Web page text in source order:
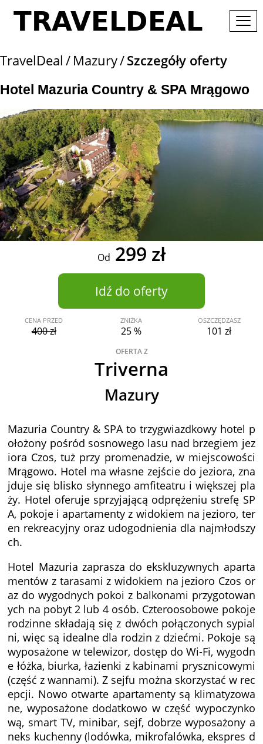
TravelDeal Mazury Szczegóły oferty
Hotel Mazuria Country & SPA Mrągowo
Od 299 zł
Idź do oferty
CENA PRZED
400 zł
ZNIŻKA
25 %
OSZCZĘDZASZ
101 zł
OFERTA Z
Triverna
Mazury
Mazuria Country & SPA to trzygwiazdkowy hotel p
ołożony pośród sosnowego lasu nad brzegiem jez
iora Czos, tuż przy promenadzie, w miejscowości
Mrągowo. Hotel ma własne zejście do jeziora, zna
jduje się blisko słynnego amfiteatru i większej pla
ży. Hotel oferuje sprzyjającą odprężeniu strefę SP
A, pokoje i apartamenty z widokiem na jezioro, ter
en rekreacyjny oraz udogodnienia dla najmłodszy
ch.
Hotel Mazuria zaprasza do ekskluzywnych aparta
mentów z tarasami z widokiem na jezioro Czos or
az do wygodnych pokoi z balkonami przygotowan
ych na pobyt 2 lub 4 osób. Czteroosobowe pokoje
rodzinne składają się z dwóch połączonych sypial
ni, więc są idealne dla rodzin z dziećmi. Pokoje są
wyposażone w telewizor, dostęp do Wi-Fi, wygodn
e łóżka, biurka, łazienki z kabinami prysznicowymi
(część z wannami). Z sejfu można skorzystać w rec
epcji. Nowo otwarte apartamenty są klimatyzowa
ne, wyposażone dodatkowo w część wypoczynko
wą, smart TV, minibar, sejf, dobrze wyposażony a
neks kuchenny (lodówka, mikrofalówka, ekspres d